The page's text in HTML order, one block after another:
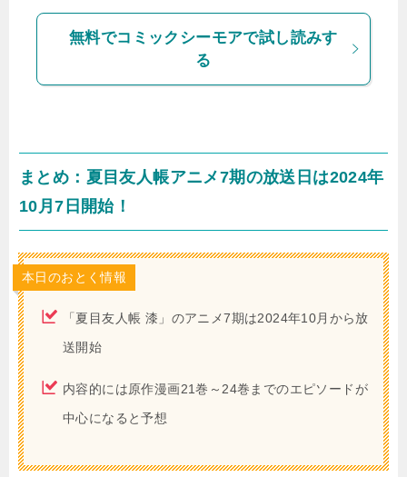
無料でコミックシーモアで試し読みす
る
まとめ：夏目友人帳アニメ7期の放送日は2024年
10月7日開始！
本日のおとく情報
「夏目友人帳 漆」のアニメ7期は2024年10月から放
送開始
内容的には原作漫画21巻～24巻までのエピソードが
中心になると予想